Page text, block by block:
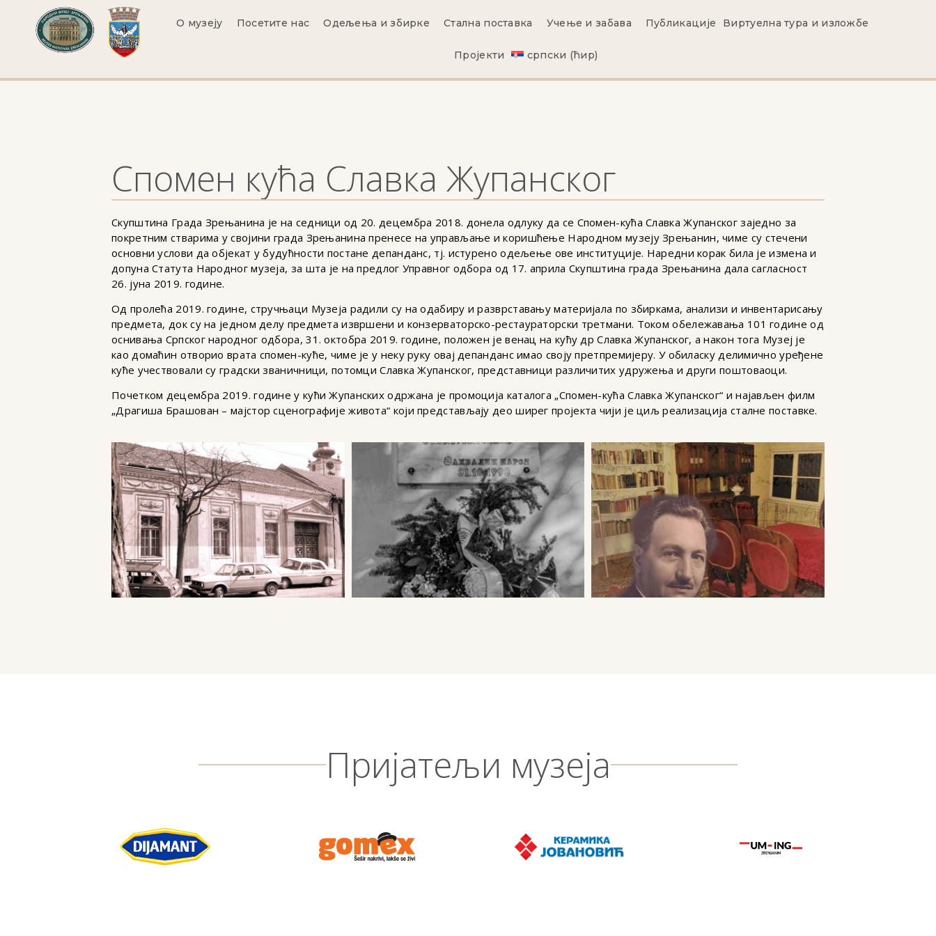
О музеју Посетите нас Одељења и збирке Стална поставка Учење и забава Публикације Виртуелна тура и изложбе
Пројекти српски (ћир)
Спомен кућа Славка Жупанског
Скупштина Града Зрењанина је на седници од 20. децембра 2018. донела одлуку да се Спомен-кућа Славка Жупанског заједно за
покретним стварима у својини града Зрењанина пренесе на управљање и коришћење Народном музеју Зрењанин, чиме су стечени
основни услови да објекат у будућности постане депанданс, тј. истурено одељење ове институције. Наредни корак била је измена и
допуна Статута Народног музеја, за шта је на предлог Управног одбора од 17. априла Скупштина града Зрењанина дала сагласност
26. јуна 2019. године.
Од пролећа 2019. године, стручњаци Музеја радили су на одабиру и разврставању материјала по збиркама, анализи и инвентарисању
предмета, док су на једном делу предмета извршени и конзерваторско-рестаураторски третмани. Током обележавања 101 године од
оснивања Српског народног одбора, 31. октобра 2019. године, положен је венац на кућу др Славка Жупанског, а након тога Музеј је
као домаћин отворио врата спомен-куће, чиме је у неку руку овај депанданс имао своју претпремијеру. У обиласку делимично уређене
куће учествовали су градски званичници, потомци Славка Жупанског, представници различитих удружења и други поштоваоци.
Почетком децембра 2019. године у кући Жупанских одржана је промоција каталога „Спомен-кућа Славка Жупанског“ и најављен филм
„Драгиша Брашован – мајстор сценографије живота“ који представљају део ширег пројекта чији је циљ реализација сталне поставке.
Пријатељи музеја